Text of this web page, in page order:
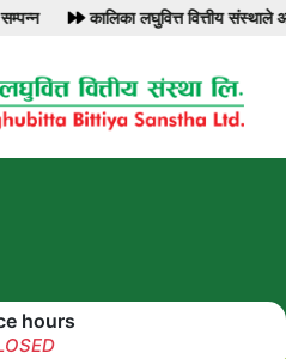
कालिका लघुवित्त वित्तीय
hours